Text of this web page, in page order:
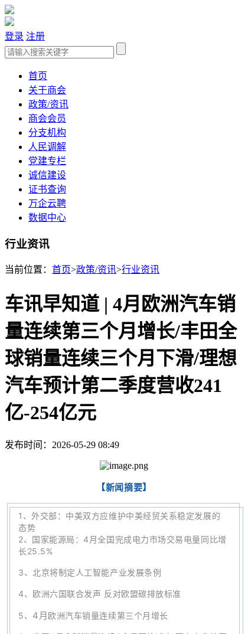
登录 注册
首页
关于商会
政策/资讯
商会会员
分支机构
人民调解
党建专栏
诚信建设
证书查询
万企云聘
数据中心
行业资讯
当前位置： 首页>政策/资讯>行业资讯
车讯早知道 | 4月欧洲汽车销
量连续第三个月增长/丰田全
球销量连续三个月下滑/理想
汽车预计第二季度营收241
亿-254亿元
发布时间：2026-05-29 08:49
【新闻摘要】
1 、外交部：中美双方应维护中美经贸关系稳定发展的
态势
2、 国家能源局：4月全国完成电力市场交易电量同比增
长25.5%
3、 北京将制定人工智能产业发展条例
4、 欧洲六国联合发声 反对欧盟碳排放标准
5、 4月 欧洲汽车销量连续第三个月增长